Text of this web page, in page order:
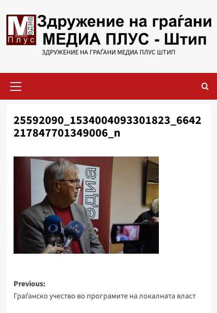
to
content
ЗДРУЖЕНИЕ НА ГРАЃАНИ МЕДИА ПЛУС ШТИП
Menu
25592090_1534004093301823_6642
217847701349006_n
Post
navigation
Previous:
Граѓанско учество во програмите на локалната власт